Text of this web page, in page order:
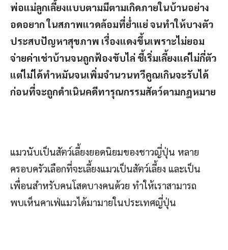
พ่อแม่ลูกเลี้ยงแบบตามมีตามเกิดภายในบ้านอย่าง
อดอยาก ในสภาพแวดล้อมที่ย่ำแย่ จนทำให้บางตัว
ประสบปัญหาสุขภาพ เรื่องแดงขึ้นเพราะไม่ยอม
จ่ายค่าเช่าบ้านจนถูกฟ้องขับไล่ ชี้เริ่มเลี้ยงแค่ไม่กี่ตัว
แต่ไม่ได้ทำหมันจนเพิ่มจำนวนทวีคูณเกินจะรับได้
ก่อนที่จะถูกดำเนินคดีทารุณกรรมสัตว์ตามกฎหมาย
แมวนับเป็นสัตว์เลี้ยงยอดนิยมของชาวญี่ปุ่น หลาย
ครอบครัวเลือกที่จะเลี้ยงแมวเป็นสัตว์เลี้ยง และเป็น
เพื่อนสำหรับคนโสดบางคนด้วย ทำให้เราสามารถ
พบเห็นคาเฟ่แมวได้มามายในประเทศญี่ปุ่น